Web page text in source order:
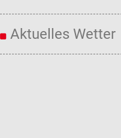
Aktuelles Wetter